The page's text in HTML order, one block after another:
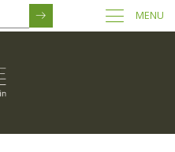
MENU